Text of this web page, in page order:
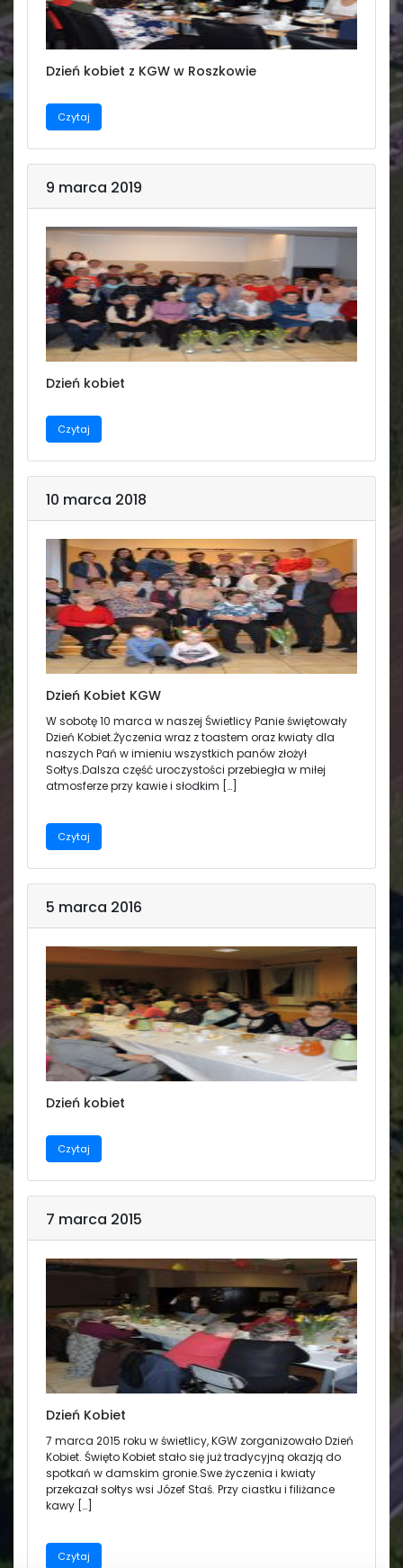
Dzień kobiet z KGW w Roszkowie
Czytaj
9 marca 2019
Dzień kobiet
Czytaj
10 marca 2018
Dzień Kobiet KGW
W sobotę 10 marca w naszej Świetlicy Panie świętowały
Dzień Kobiet.Życzenia wraz z toastem oraz kwiaty dla
naszych Pań w imieniu wszystkich panów złożył
Sołtys.Dalsza część uroczystości przebiegła w miłej
atmosferze przy kawie i słodkim […]
Czytaj
5 marca 2016
Dzień kobiet
Czytaj
7 marca 2015
Dzień Kobiet
7 marca 2015 roku w świetlicy, KGW zorganizowało Dzień
Kobiet. Święto Kobiet stało się już tradycyjną okazją do
spotkań w damskim gronie.Swe życzenia i kwiaty
przekazał sołtys wsi Józef Staś. Przy ciastku i filiżance
kawy […]
Czytaj